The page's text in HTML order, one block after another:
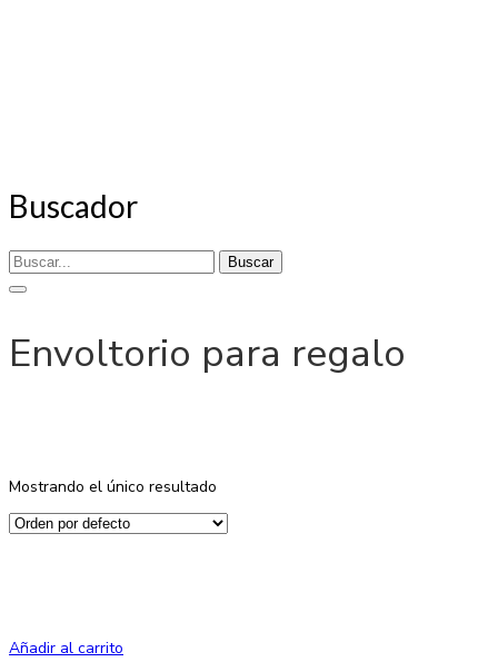
Buscador
Buscar
Envoltorio para regalo
Mostrando el único resultado
Añadir al carrito